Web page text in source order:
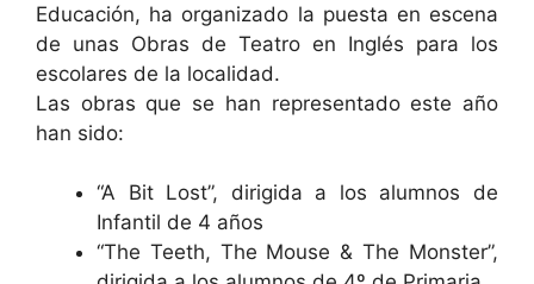
Educación, ha organizado la puesta en escena
de unas Obras de Teatro en Inglés para los
escolares de la localidad.
Las obras que se han representado este año
han sido:
“A Bit Lost”, dirigida a los alumnos de
Infantil de 4 años
“The Teeth, The Mouse & The Monster”,